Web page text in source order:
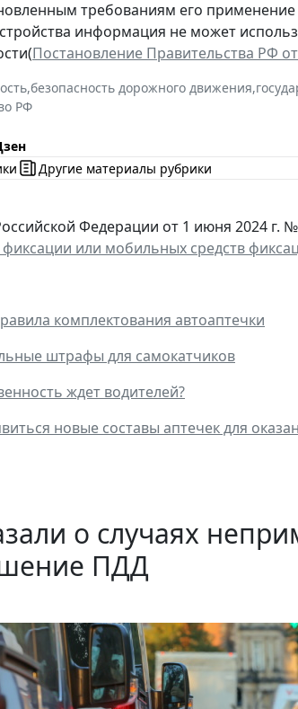
требованиям его
информация не может
Постановление Правительства РФ
,безопасность дорожного движения,
РФ
Другие материалы рубрики
Федерации от 1 июня 2024 г.
или мобильных средств
комплектования автоаптечки
штрафы для самокатчиков
ждет водителей?
новые составы аптечек для
о случаях
ПДД